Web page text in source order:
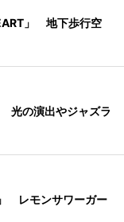
」 地下歩行空
光の演出やジャズラ
レモンサワーガー